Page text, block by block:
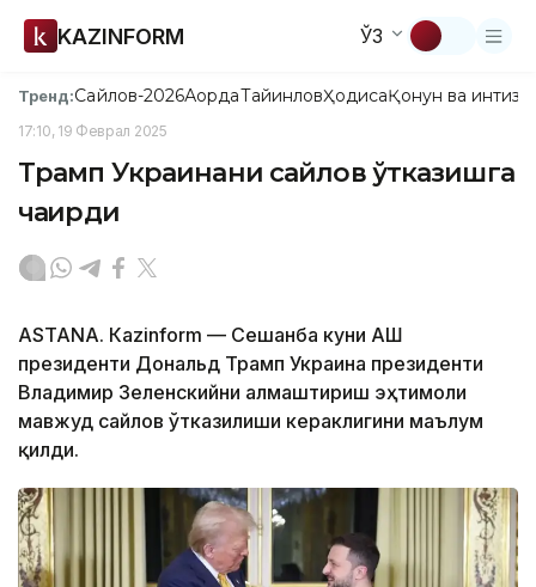
KAZINFORM ЎЗ
Тренд:Сайлов-2026АқордаТайинловҲодисаҚонун ва
17:10, 19 Феврал 2025
Трамп Украинани сайлов ўтказишга
чақирди
ASTANА. Кazinform — Сешанба куни АҚШ
президенти Дональд Трамп Украина президенти
Владимир Зеленскийни алмаштириш эҳтимоли
мавжуд сайлов ўтказилиши кераклигини маълум
қилди.